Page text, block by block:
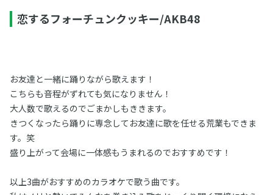
恋するフォーチュンクッキー/AKB48
お友達と一緒に踊りながら歌えます！
こちらも音程がずれても気になりません！
大人数で歌えるのでごまかしもききます。
きつくなったら踊りに専念してお友達に歌を任せる荒業もできま
す。笑
盛り上がって会場に一体感もうまれるのでおすすめです！
以上3曲がおすすめのカラオケで歌う曲です。